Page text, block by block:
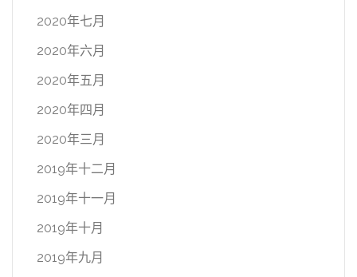
2020年七月
2020年六月
2020年五月
2020年四月
2020年三月
2019年十二月
2019年十一月
2019年十月
2019年九月